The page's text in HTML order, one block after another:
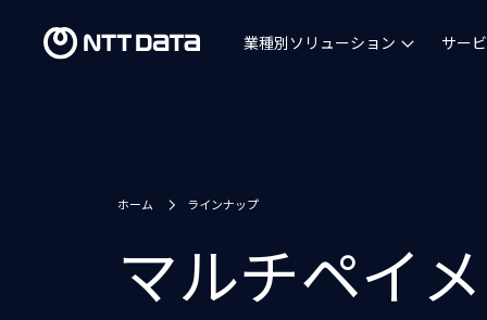
業種別ソリューション サー
ホーム ラインナップ
マルチペイ